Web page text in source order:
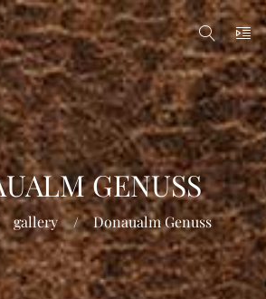
GENUSS
gallery Donaualm Genuss